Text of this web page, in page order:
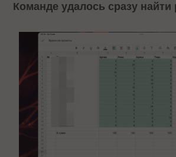
Команде удалось сразу найти